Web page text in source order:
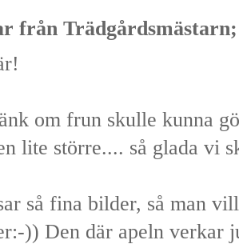
från
om frun skulle kunna
lite större.... så glada vi
så fina bilder, så man
)) Den där apeln verkar